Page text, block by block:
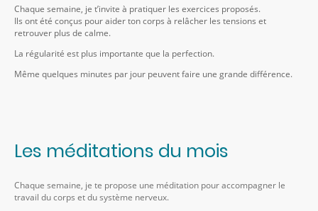
Chaque semaine, je t’invite à pratiquer les exercices proposés.
Ils ont été conçus pour aider ton corps à relâcher les tensions et
retrouver plus de calme.
La régularité est plus importante que la perfection.
Même quelques minutes par jour peuvent faire une grande différence.
Les méditations du mois
Chaque semaine, je te propose une méditation pour accompagner le
travail du corps et du système nerveux.